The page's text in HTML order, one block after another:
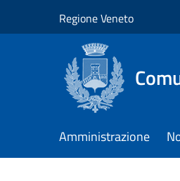
Regione Veneto
Amministrazione